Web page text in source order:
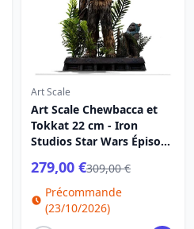
Art Scale
Art Scale Chewbacca et
Tokkat 22 cm - Iron
Studios Star Wars Épisode
279,00 €309,00 €
Précommande
(23/10/2026)